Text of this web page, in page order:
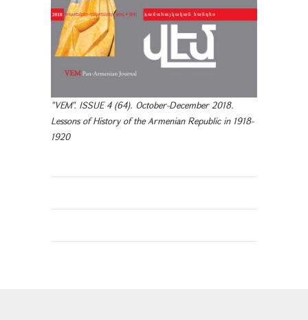
"VEM". ISSUE 4 (64). October-December 2018.
Lessons of History of the Armenian Republic in 1918-
1920